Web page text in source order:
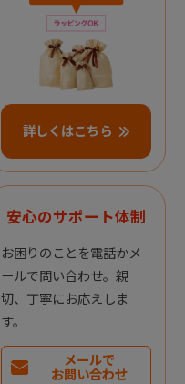
詳しくはこちら
安心のサポート体制
お困りのことを電話かメ
ールで問い合わせ。親
切、丁寧にお応えしま
す。
メールで
お問い合わせ